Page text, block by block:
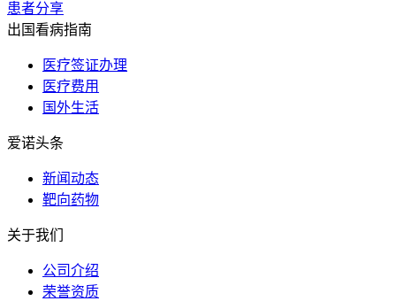
患者分享
出国看病指南
医疗签证办理
医疗费用
国外生活
爱诺头条
新闻动态
靶向药物
关于我们
公司介绍
荣誉资质